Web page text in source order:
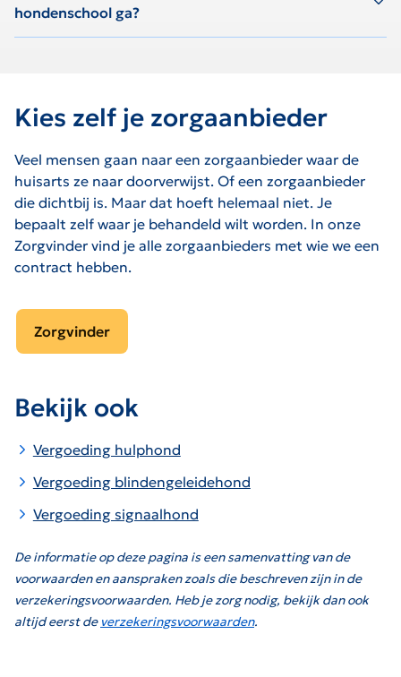
hondenschool ga?
Kies zelf je zorgaanbieder
Veel mensen gaan naar een zorgaanbieder waar de
huisarts ze naar doorverwijst. Of een zorgaanbieder
die dichtbij is. Maar dat hoeft helemaal niet. Je
bepaalt zelf waar je behandeld wilt worden. In onze
Zorgvinder vind je alle zorgaanbieders met wie we een
contract hebben.
Zorgvinder
Bekijk ook
Vergoeding hulphond
Vergoeding blindengeleidehond
Vergoeding signaalhond
De informatie op deze pagina is een samenvatting van de
voorwaarden en aanspraken zoals die beschreven zijn in de
verzekeringsvoorwaarden. Heb je zorg nodig, bekijk dan ook
altijd eerst de verzekeringsvoorwaarden.